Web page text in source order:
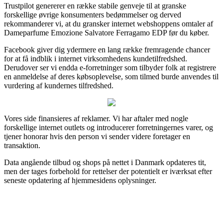
Trustpilot genererer en række stabile genveje til at granske
forskellige øvrige konsumenters bedømmelser og derved
rekommanderer vi, at du gransker internet webshoppens omtaler af
Dameparfume Emozione Salvatore Ferragamo EDP før du køber.
Facebook giver dig ydermere en lang række fremragende chancer
for at få indblik i internet virksomhedens kundetilfredshed.
Derudover ser vi endda e-forretninger som tilbyder folk at registrere
en anmeldelse af deres købsoplevelse, som tilmed burde anvendes til
vurdering af kundernes tilfredshed.
Vores side finansieres af reklamer. Vi har aftaler med nogle
forskellige internet outlets og introducerer forretningernes varer, og
tjener honorar hvis den person vi sender videre foretager en
transaktion.
Data angående tilbud og shops på nettet i Danmark opdateres tit,
men der tages forbehold for rettelser der potentielt er iværksat efter
seneste opdatering af hjemmesidens oplysninger.